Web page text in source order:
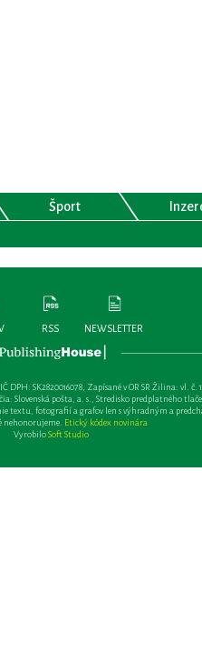
Šport
RSS NEWSLETTER
SK2820016078, Zapísané v OR SR Žilina: vl.
pošta, a. s., Stredisko predplatného
textu, fotografií a grafov len s výhradným a
nehonorujeme. Etický kódex novinára
VyrobiloSoft Studio